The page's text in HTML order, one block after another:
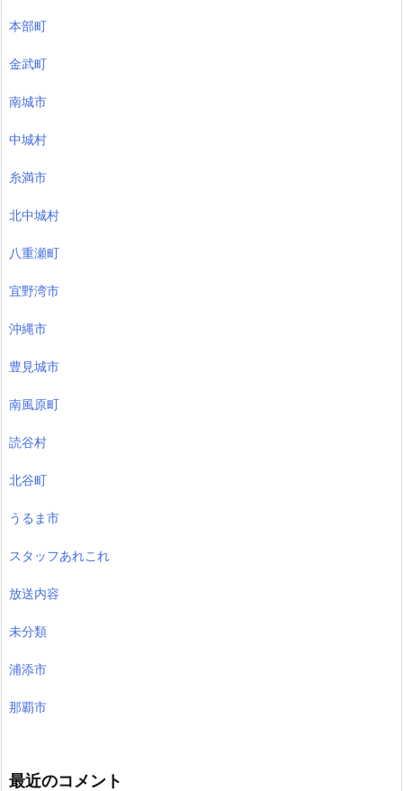
本部町
金武町
南城市
中城村
糸満市
北中城村
八重瀬町
宜野湾市
沖縄市
豊見城市
南風原町
読谷村
北谷町
うるま市
スタッフあれこれ
放送内容
未分類
浦添市
那覇市
最近のコメント